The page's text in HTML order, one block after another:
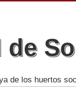
de
de los huertos